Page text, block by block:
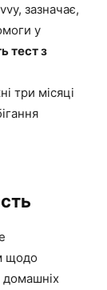
зазначає,
у
тест з
три місяці
щодо
домашніх